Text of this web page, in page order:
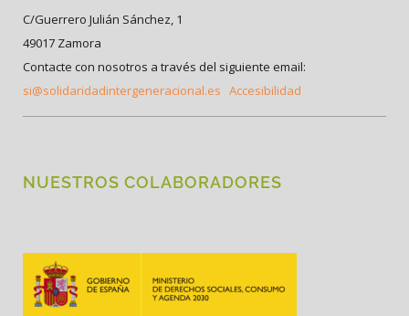
C/Guerrero Julián Sánchez, 1
49017 Zamora
Contacte con nosotros a través del siguiente email:
si@solidaridadintergeneracional.es Accesibilidad
NUESTROS COLABORADORES